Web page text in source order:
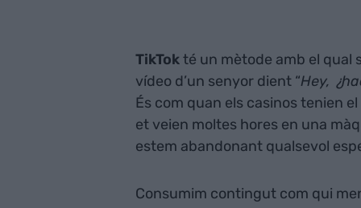
TikTokté un mètode amb el qual
vídeo d’un senyor dient “Hey,
És com quan els casinos tenien
et veien moltes hores en una
estem abandonant qualsevol
Consumim contingut com qui